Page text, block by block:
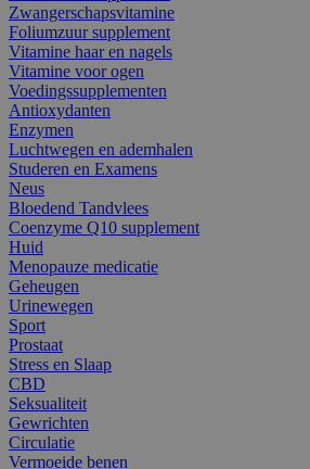
Zwangerschapsvitamine
Foliumzuur supplement
Vitamine haar en nagels
Vitamine voor ogen
Voedingssupplementen
Antioxydanten
Enzymen
Luchtwegen en ademhalen
Studeren en Examens
Neus
Bloedend Tandvlees
Coenzyme Q10 supplement
Huid
Menopauze medicatie
Geheugen
Urinewegen
Sport
Prostaat
Stress en Slaap
CBD
Seksualiteit
Gewrichten
Circulatie
Vermoeide benen